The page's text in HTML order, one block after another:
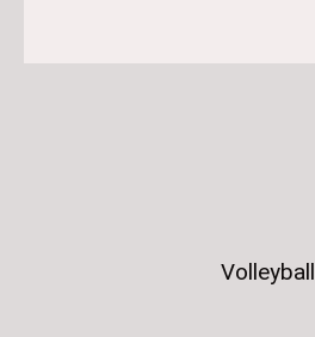
Volleyball